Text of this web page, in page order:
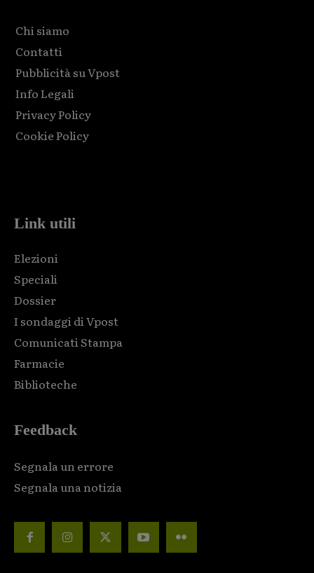
Chi siamo
Contatti
Pubblicità su Vpost
Info Legali
Privacy Policy
Cookie Policy
Link utili
Elezioni
Speciali
Dossier
I sondaggi di Vpost
Comunicati Stampa
Farmacie
Biblioteche
Feedback
Segnala un errore
Segnala una notizia